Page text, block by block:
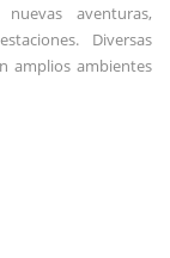
aventuras,
Diversas
amplios ambientes